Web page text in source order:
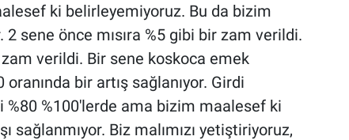
ki belirleyemiyoruz. Bu da bizim
sene önce mısıra %5 gibi bir zam verildi.
verildi. Bir sene koskoca emek
bir artış sağlanıyor. Girdi
%100'lerde ama bizim maalesef ki
sağlanmıyor. Biz malımızı yetiştiriyoruz,